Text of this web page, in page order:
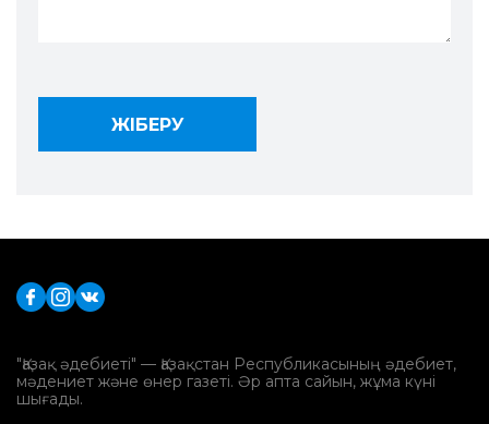
"Қазақ әдебиеті" — Қазақстан Республикасының әдебиет,
мәдениет және өнер газеті. Әр апта сайын, жұма күні
шығады.